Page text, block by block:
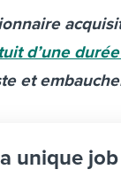
d’une
et
unique job